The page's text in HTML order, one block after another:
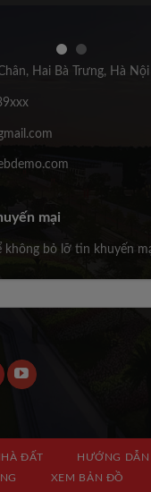
Hai Bà Trưng, Hà Nội
mại
không bỏ lỡ tin khuyến
ĐẤT
HƯỚNG DẪN
XEM BẢN ĐỒ